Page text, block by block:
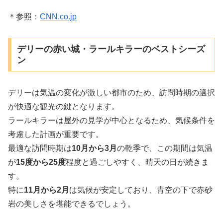
＊参照： CNN.co.jp
デリーの赤い城・ラールキラーのベストシーズ
ン
デリーは気温の変化が激しい都市のため、訪問時期の選択
が快適な観光の鍵となります。
ラールキラーは屋外の見学が中心となるため、気候条件を
考慮した計画が重要です。
最適な訪問時期は10月から3月 の乾季で、この期間は気温
が15度から25度程度と過ごしやすく、晴天の日が続きま
す。
特に11月から2月 は気候が安定しており、青空の下で赤砂
岩の美しさを堪能できるでしょう。